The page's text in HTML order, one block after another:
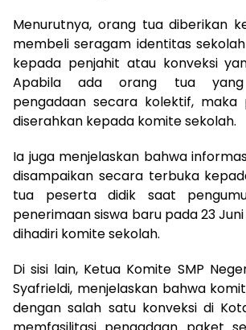
Menurutnya, orang tua diberikan
membeli seragam identitas
kepada penjahit atau konveksi
Apabila ada orang tua yang
pengadaan secara kolektif, maka
diserahkan kepada komite sekolah.
Ia juga menjelaskan bahwa
disampaikan secara terbuka
tua peserta didik saat
penerimaan siswa baru pada 23
dihadiri komite sekolah.
Di sisi lain, Ketua Komite SMP
Syafrieldi, menjelaskan bahwa
dengan salah satu konveksi di